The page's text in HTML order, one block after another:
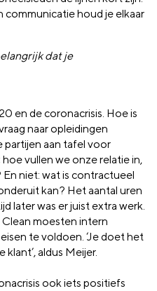
houd je elkaar
dat je
en de coronacrisis. Hoe is
naar opleidingen
partijen aan tafel voor
vullen we onze relatie in,
niet: wat is contractueel
kan? Het aantal uren
later was er juist extra werk.
moesten intern
te voldoen. ‘Je doet het
aldus Meijer.
ook iets positiefs